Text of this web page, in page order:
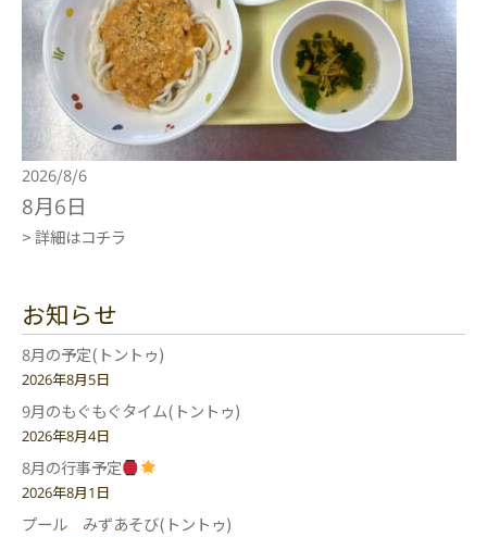
2026/8/6
8月6日
> 詳細はコチラ
お知らせ
8月の予定(トントゥ)
2026年8月5日
9月のもぐもぐタイム(トントゥ)
2026年8月4日
8月の行事予定
2026年8月1日
プール みずあそび(トントゥ)